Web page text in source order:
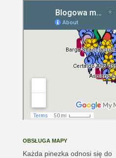
OBSŁUGA MAPY
Każda pinezka odnosi się do